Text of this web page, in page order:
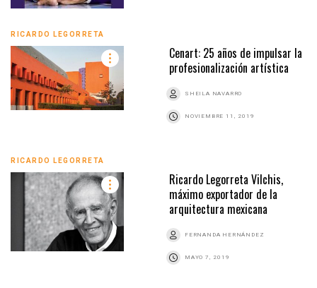
RICARDO LEGORRETA
Cenart: 25 años de impulsar la
profesionalización artística
SHEILA NAVARRO
NOVIEMBRE 11, 2019
RICARDO LEGORRETA
Ricardo Legorreta Vilchis,
máximo exportador de la
arquitectura mexicana
FERNANDA HERNÁNDEZ
MAYO 7, 2019